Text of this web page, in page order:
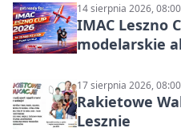
14 sierpnia 2026, 08:00
IMAC Leszno
modelarskie
17 sierpnia 2026, 08:00
Rakietowe
Lesznie